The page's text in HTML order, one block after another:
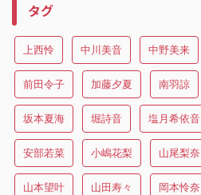
タグ
上西怜 中川美音 中野美来
前田令子 加藤夕夏 南羽諒
坂本夏海 堀詩音 塩月希依音
安部若菜 小嶋花梨 山尾梨奈
山本望叶 山田寿々 岡本怜奈